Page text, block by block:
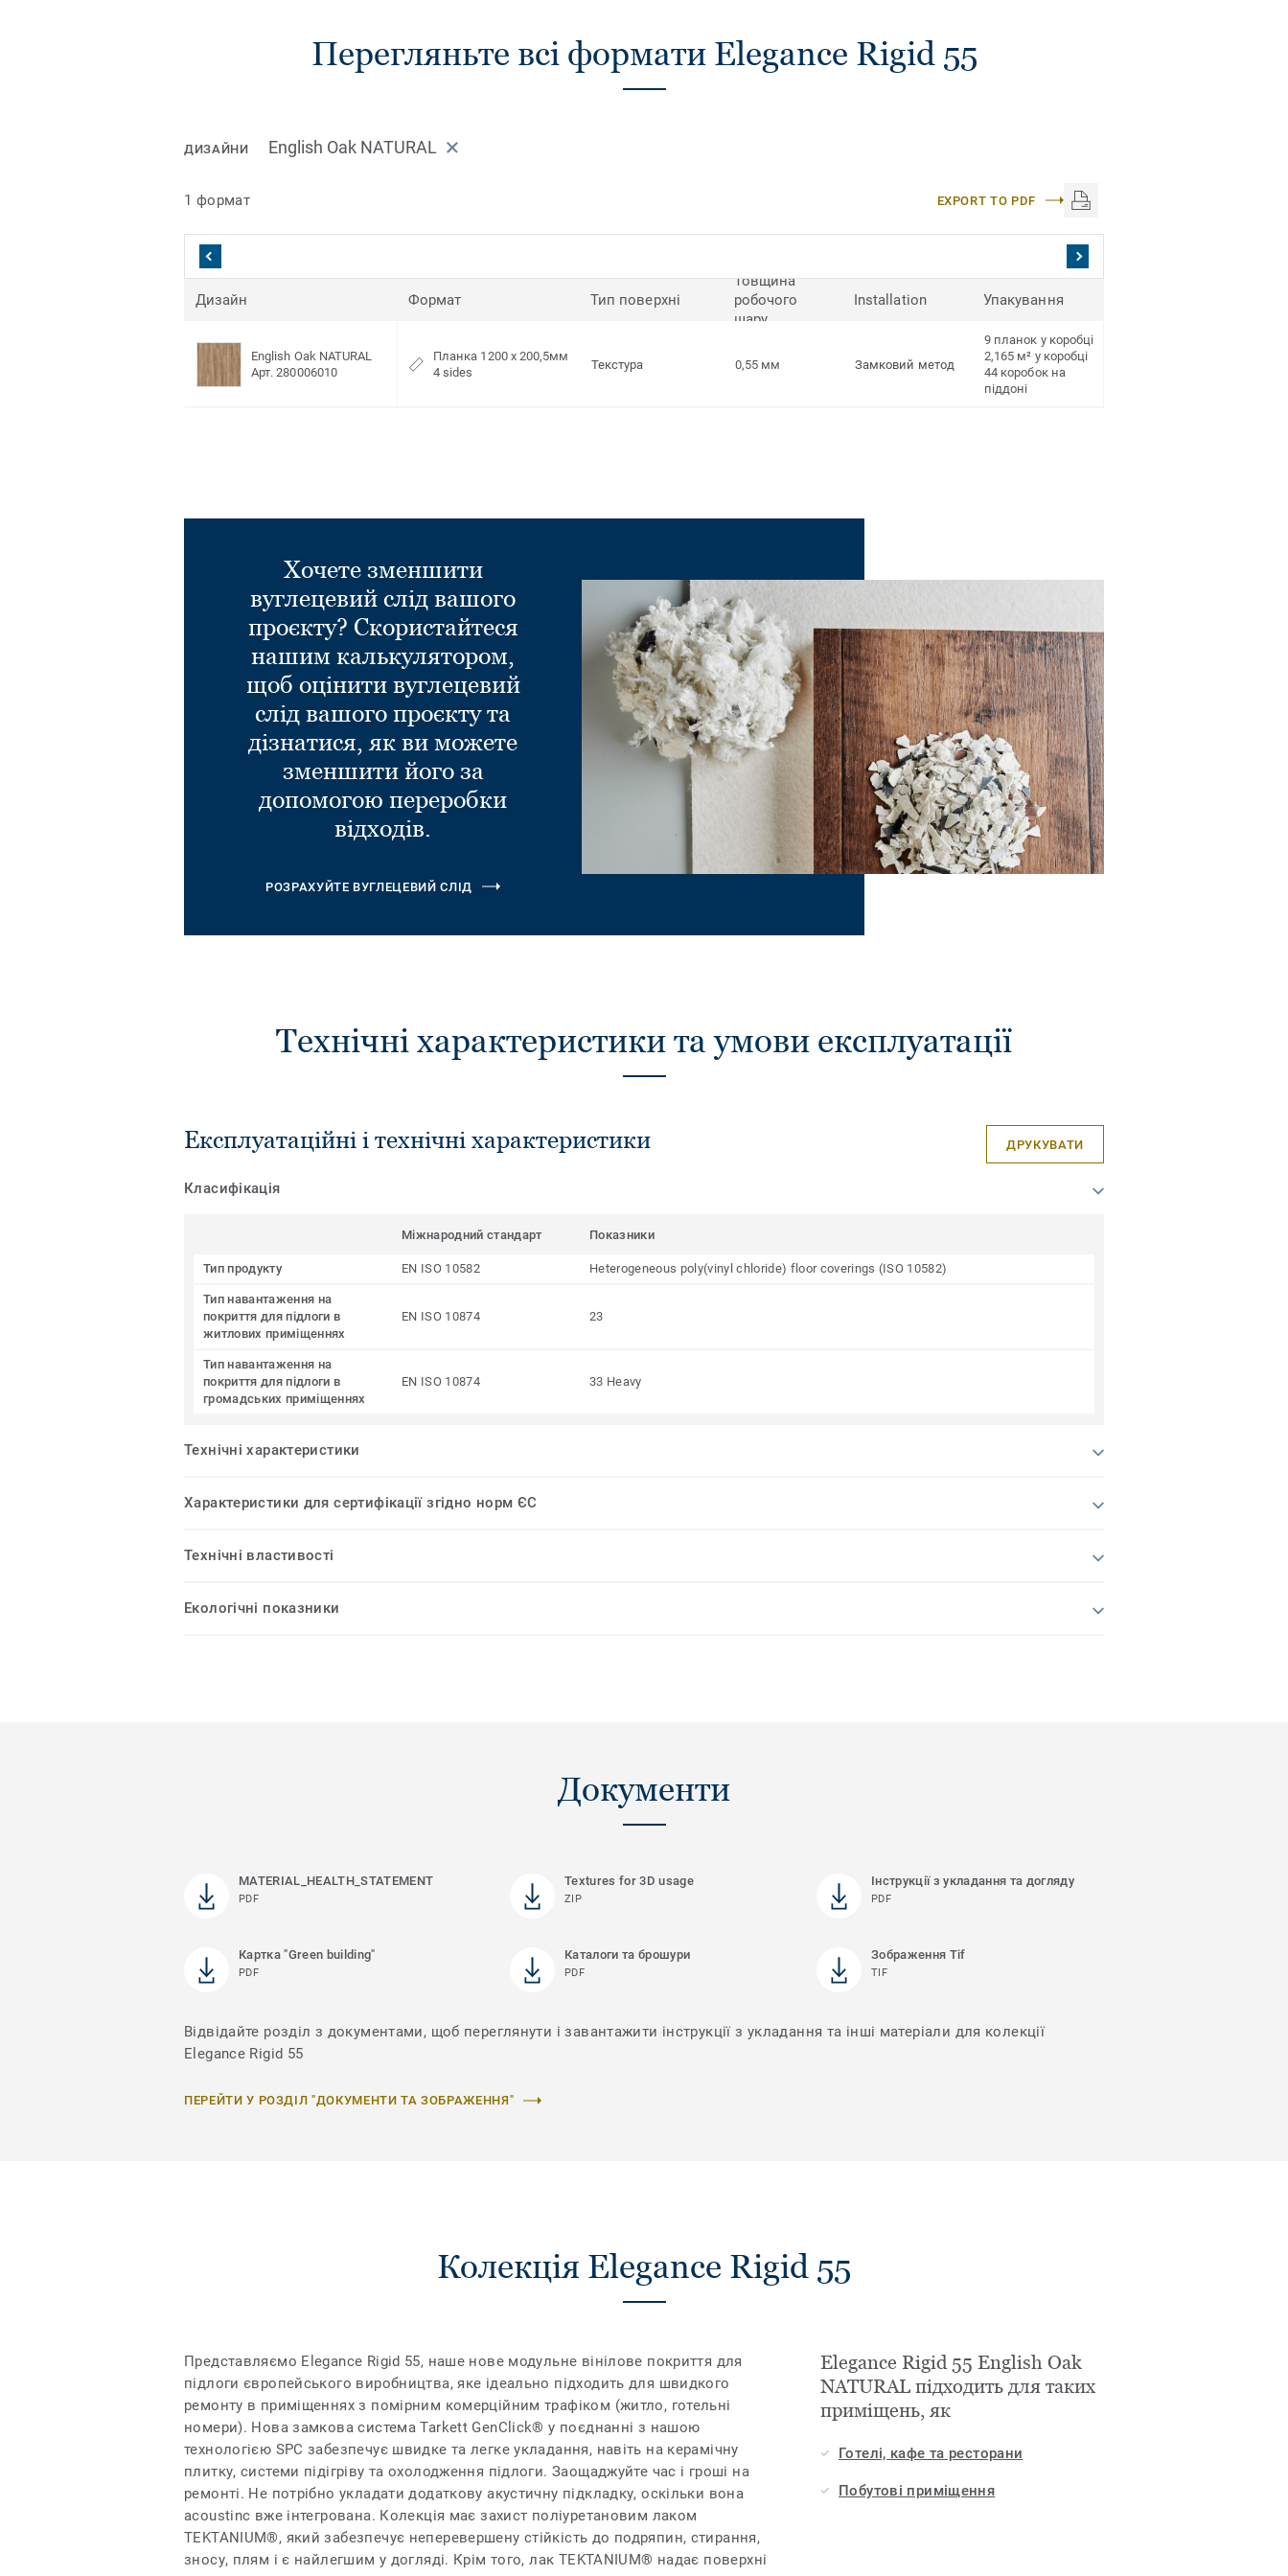
Перегляньте всі формати Elegance Rigid 55
ДИЗАЙНИ English Oak NATURAL
1 формат EXPORT TO PDF
Дизайн Формат Тип поверхні
Товщина
робочого
шару
Installation Упакування
English Oak NATURAL
Арт. 280006010
Планка 1200 x 200,5мм
4 sides
Текстура 0,55 мм Замковий метод
9 планок у коробці
2,165 м² у коробці
44 коробок на
піддоні
Хочете зменшити
вуглецевий слід вашого
проєкту? Скористайтеся
нашим калькулятором,
щоб оцінити вуглецевий
слід вашого проєкту та
дізнатися, як ви можете
зменшити його за
допомогою переробки
відходів.
РОЗРАХУЙТЕ ВУГЛЕЦЕВИЙ СЛІД
Технічні характеристики та умови експлуатації
Експлуатаційні і технічні характеристики ДРУКУВАТИ
Класифікація
Міжнародний стандарт Показники
Тип продукту EN ISO 10582 Heterogeneous poly(vinyl chloride) floor coverings (ISO 10582)
Тип навантаження на
покриття для підлоги в
житлових приміщеннях
EN ISO 10874 23
Тип навантаження на
покриття для підлоги в
громадських приміщеннях
EN ISO 10874 33 Heavy
Технічні характеристики
Характеристики для сертифікації згідно норм ЄС
Технічні властивості
Екологічні показники
Документи
MATERIAL_HEALTH_STATEMENT
PDF
Textures for 3D usage
ZIP
Інструкції з укладання та догляду
PDF
Картка "Green building"
PDF
Каталоги та брошури
PDF
Зображення Tif
TIF
Відвідайте розділ з документами, щоб переглянути і завантажити інструкції з укладання та інші матеріали для колекції
Elegance Rigid 55
ПЕРЕЙТИ У РОЗДІЛ "ДОКУМЕНТИ ТА ЗОБРАЖЕННЯ"
Колекція Elegance Rigid 55
Представляємо Elegance Rigid 55, наше нове модульне вінілове покриття для
підлоги європейського виробництва, яке ідеально підходить для швидкого
ремонту в приміщеннях з помірним комерційним трафіком (житло, готельні
номери). Нова замкова система Tarkett GenClick® у поєднанні з нашою
технологією SPC забезпечує швидке та легке укладання, навіть на керамічну
плитку, системи підігріву та охолодження підлоги. Заощаджуйте час і гроші на
ремонті. Не потрібно укладати додаткову акустичну підкладку, оскільки вона
acoustinc вже інтегрована. Колекція має захист поліуретановим лаком
TEKTANIUM®, який забезпечує неперевершену стійкість до подряпин, стирання,
зносу, плям і є найлегшим у догляді. Крім того, лак TEKTANIUM® надає поверхні
Elegance Rigid 55 English Oak
NATURAL підходить для таких
приміщень, як
Готелі, кафе та ресторани
Побутові приміщення